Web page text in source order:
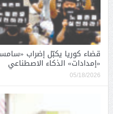
قضاء كوريا يكبّل إضراب
«إمدادات» الذكاء الاصطناعي
05/18/2026